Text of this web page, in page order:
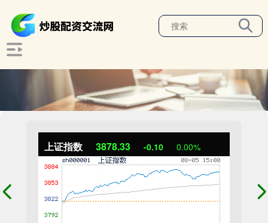
上证指数 3878.33 -0.10 0.00%